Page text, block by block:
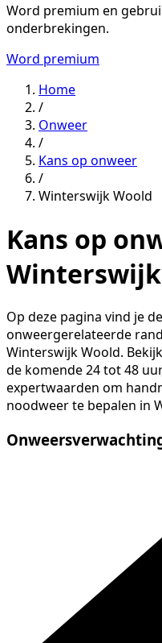
Word premium en
onderbrekingen.
Word premium
Home
/
Onweer
/
Kans op onweer
/
Winterswijk Woold
Kans op
Op deze pagina vind je
onweergerelateerde
Winterswijk Woold.
de komende 24 tot 48
expertwaarden om
noodweer te bepalen in